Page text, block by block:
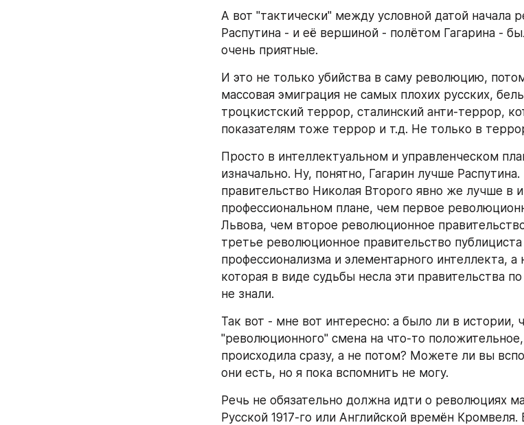
А вот "тактически" между условной датой начала
Распутина - и её вершиной - полётом Гагарина -
очень приятные.
И это не только убийства в саму революцию,
массовая эмиграция не самых плохих русских,
троцкистский террор, сталинский анти-террор,
показателям тоже террор и т.д. Не только в
Просто в интеллектуальном и управленческом
изначально. Ну, понятно, Гагарин лучше
правительство Николая Второго явно же лучше в
профессиональном плане, чем первое
Львова, чем второе революционное
третье революционное правительство
профессионализма и элементарного интеллекта, а
которая в виде судьбы несла эти правительства
не знали.
Так вот - мне вот интересно: а было ли в истории,
"революционного" смена на что-то
происходила сразу, а не потом? Можете ли вы
они есть, но я пока вспомнить не могу.
Речь не обязательно должна идти о революциях
Русской 1917-го или Английской времён